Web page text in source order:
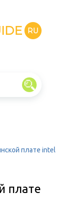
RU
плате intel
плате